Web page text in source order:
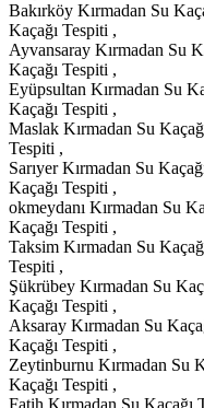
Bakırköy Kırmadan Su
Kaçağı Tespiti ,
Ayvansaray Kırmadan Su
Kaçağı Tespiti ,
Eyüpsultan Kırmadan Su
Kaçağı Tespiti ,
Maslak Kırmadan Su
Tespiti ,
Sarıyer Kırmadan Su
Kaçağı Tespiti ,
okmeydanı Kırmadan Su
Kaçağı Tespiti ,
Taksim Kırmadan Su
Tespiti ,
Şükrübey Kırmadan Su
Kaçağı Tespiti ,
Aksaray Kırmadan Su
Kaçağı Tespiti ,
Zeytinburnu Kırmadan Su
Kaçağı Tespiti ,
Fatih Kırmadan Su Kaçağı